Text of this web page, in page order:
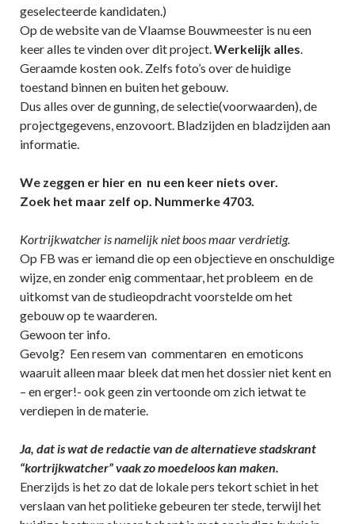
geselecteerde kandidaten.)
Op de website van de Vlaamse Bouwmeester is nu een
keer alles te vinden over dit project.Werkelijk alles.
Geraamde kosten ook. Zelfs foto’s over de huidige
toestand binnen en buiten het gebouw.
Dus alles over de gunning, de selectie(voorwaarden), de
projectgegevens, enzovoort. Bladzijden en bladzijden aan
informatie.
We zeggen er hier en nu een keer niets over.
Zoek het maar zelf op. Nummerke 4703.
Kortrijkwatcher is namelijk niet boos maar verdrietig.
Op FB was er iemand die op een objectieve en onschuldige
wijze, en zonder enig commentaar, het probleem en de
uitkomst van de studieopdracht voorstelde om het
gebouw op te waarderen.
Gewoon ter info.
Gevolg? Een resem van commentaren en emoticons
waaruit alleen maar bleek dat men het dossier niet kent en
– en erger!- ook geen zin vertoonde om zich ietwat te
verdiepen in de materie.
Ja, dat is wat de redactie van de alternatieve stadskrant
“kortrijkwatcher” vaak zo moedeloos kan maken.
Enerzijds is het zo dat de lokale pers tekort schiet in het
verslaan van het politieke gebeuren ter stede, terwijl het